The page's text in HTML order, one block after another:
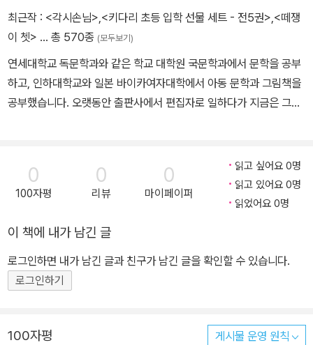
을 받으며 활발히 활동한 그는 2012년 5월 83세를 일기로 생을 마감
했다. 작품으로 《괴물들이 사는 나라》, 《깊은 밤 부엌에서》, 《잃어버
들이 있다.
최근작 : <각시손님>,<키다리 초등 입학 선물 세트 - 전5권>,<떼쟁
이 쳇> … 총 570종 (모두보기)
연세대학교 독문학과와 같은 학교 대학원 국문학과에서 문학을 공부
하고, 인하대학교와 일본 바이카여자대학에서 아동 문학과 그림책을
공부했습니다. 오랫동안 출판사에서 편집자로 일하다가 지금은 그림
두꺼비는 친구』, 『이름 없는 나라에서 온 스케치』, 『비에도 지지 않
고』, 『은하 철도의 밤』, 『작가』, 『끝까지 제대로』, 『작아지고 작아져
서』 등이 있습니다. 쓴 책으로는 『세탁소 아저씨의 꿈』, 『야호, 우리가
고쳐 쓴 『떼쟁이 쳇』, 그리고 100일 동안 매일 쓴 산책 일기 『100일
동안 매일』이 있습니다.
0
100자평
0
리뷰
0
마이페이퍼
읽고 싶어요 0명
읽고 있어요 0명
읽었어요 0명
이 책에 내가 남긴 글
로그인하면 내가 남긴 글과 친구가 남긴 글을 확인할 수 있습니다.
로그인하기
100자평 게시물 운영 원칙